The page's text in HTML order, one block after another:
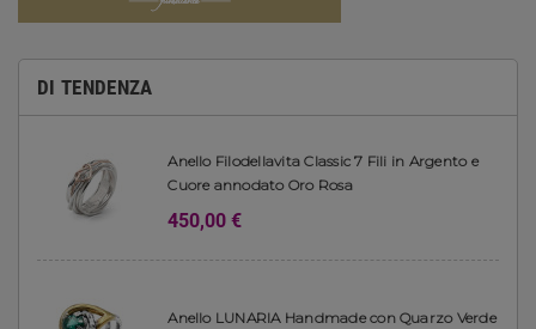
DI TENDENZA
Anello Filodellavita Classic 7 Fili in Argento e
Cuore annodato Oro Rosa
450,00 €
Anello LUNARIA Handmade con Quarzo Verde